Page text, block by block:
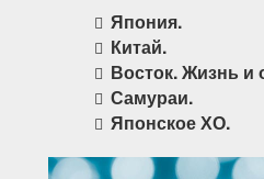
Япония.
Китай.
Восток. Жизнь и
Самураи.
Японское ХО.